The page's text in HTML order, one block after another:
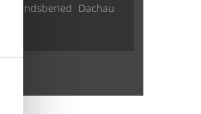
Landsberied Dachau